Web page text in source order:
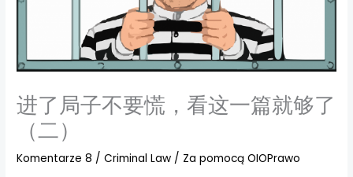
进了局子不要慌，看这一篇就够了
（二）
Komentarze 8 /Criminal Law / Za pomocąOIOPrawo